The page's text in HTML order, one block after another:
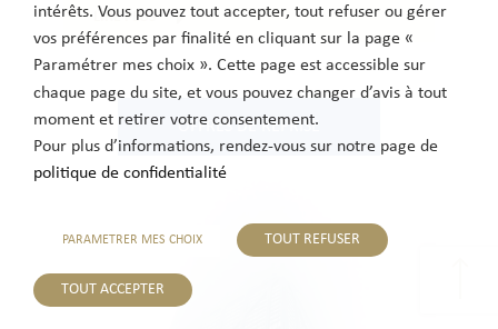
LIRE PLUS
OFFRES DE REPRISE
intérêts. Vous pouvez tout accepter, tout refuser ou gérer
vos préférences par finalité en cliquant sur la page «
Paramétrer mes choix ». Cette page est accessible sur
chaque page du site, et vous pouvez changer d’avis à tout
moment et retirer votre consentement.
Pour plus d’informations, rendez-vous sur notre page de
politique de confidentialité
PARAMETRER MES CHOIX TOUT REFUSER
TOUT ACCEPTER